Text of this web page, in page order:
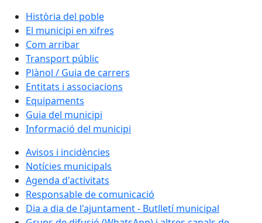
Història del poble
El municipi en xifres
Com arribar
Transport públic
Plànol / Guia de carrers
Entitats i associacions
Equipaments
Guia del municipi
Informació del municipi
Avisos i incidències
Notícies municipals
Agenda d'activitats
Responsable de comunicació
Dia a dia de l'ajuntament - Butlletí municipal